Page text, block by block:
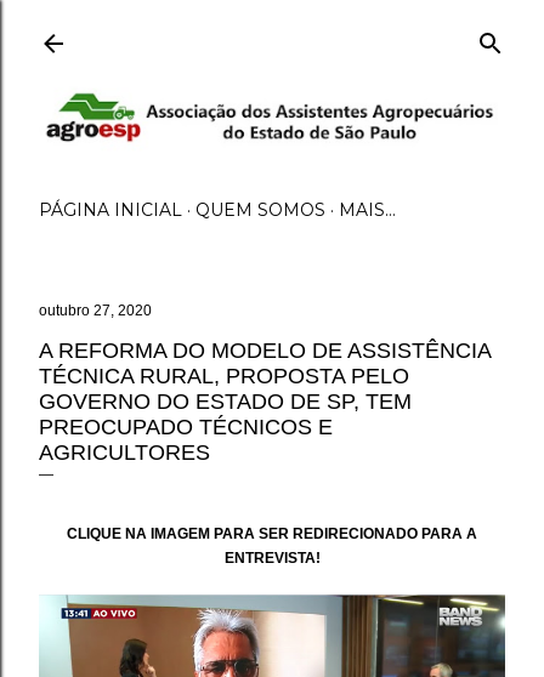
PÁGINA INICIAL QUEM SOMOS MAIS…
outubro 27, 2020
A REFORMA DO MODELO DE ASSISTÊNCIA
TÉCNICA RURAL, PROPOSTA PELO
GOVERNO DO ESTADO DE SP, TEM
PREOCUPADO TÉCNICOS E
AGRICULTORES
CLIQUE NA IMAGEM PARA SER REDIRECIONADO PARA A
ENTREVISTA!